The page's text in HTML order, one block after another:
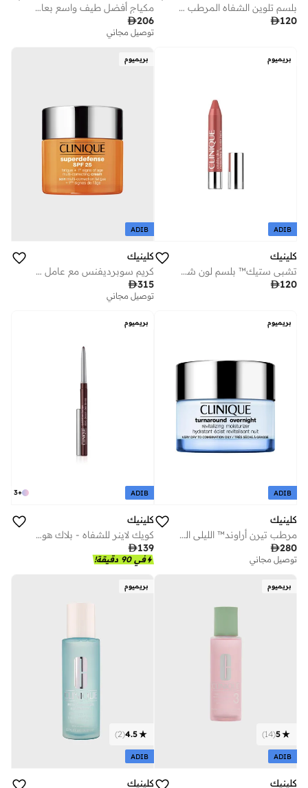
بلسم تلوين الشفاه المرطب تشابي ستيك™ - مايتي ميموزا
120
مكياج أفضل طيف واسع بعامل حماية - عسل
206
توصيل مجاني
بريميوم
ADIB
كلينيك
تشبي ستيك™ بلسم لون شفاه مرطب
120
بريميوم
ADIB
كلينيك
كريم سوبرديفنس مع عامل حماية من الشمس 25 + مصصح لعيوب البشرة المتعددة-50 مل/ 1.7 اونصة
315
توصيل مجاني
بريميوم
ADIB
كلينيك
مرطب تيرن أراوند™ الليلي المنعش 50مل
280
توصيل مجاني
بريميوم
+
3 ADIB
كلينيك
كويك لاينر للشفاه - بلاك هوني
139
في 90 دقيقة!
بريميوم
5
(
14
)
ADIB
كلينيك
بريميوم
4.5
(
2
)
ADIB
كلينيك